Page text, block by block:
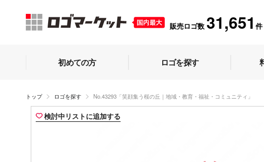
販売ロゴ数 31,651 件
初めての方 ロゴを探す
トップ ロゴを探す No.43293「笑顔集う桜の丘｜地域・教育・福祉・コミュニティ」
検討中リストに追加する